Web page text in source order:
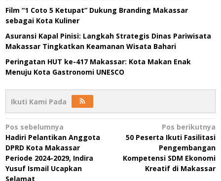
Film “1 Coto 5 Ketupat” Dukung Branding Makassar
sebagai Kota Kuliner
Asuransi Kapal Pinisi: Langkah Strategis Dinas Pariwisata
Makassar Tingkatkan Keamanan Wisata Bahari
Peringatan HUT ke-417 Makassar: Kota Makan Enak
Menuju Kota Gastronomi UNESCO
Ikuti Kami Pada
Navigasi
pos
Pos sebelumnya
Hadiri Pelantikan Anggota
DPRD Kota Makassar
Periode 2024-2029, Indira
Yusuf Ismail Ucapkan
Selamat
Pos berikutnya
50 Peserta Ikuti Fasilitasi
Pengembangan
Kompetensi SDM Ekonomi
Kreatif di Makassar